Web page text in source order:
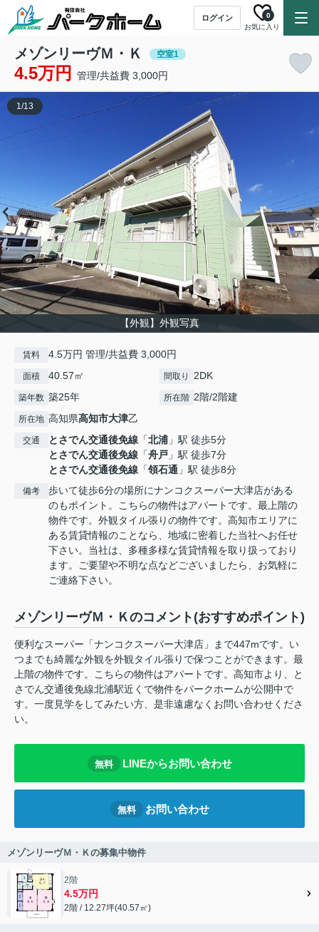
ログイン
お気に入り
0
メゾンリーヴＭ・Ｋ 空室1
4.5万円 管理/共益費 3,000円
【外観】外観写真
1/13
賃料 4.5万円 管理/共益費 3,000円
面積 40.57㎡ 間取り 2DK
築年数 築25年 所在階 2階/2階建
所在地 高知県高知市大津乙
交通 とさでん交通後免線 「北浦 」駅 徒歩5分
とさでん交通後免線 「舟戸 」駅 徒歩7分
とさでん交通後免線 「領石通 」駅 徒歩8分
備考
歩いて徒歩6分の場所にナンコクスーパー大津店がある
のもポイント。こちらの物件はアパートです。最上階の
物件です。外観タイル張りの物件です。高知市エリアに
ある賃貸情報のことなら、地域に密着した当社へお任せ
下さい。当社は、多種多様な賃貸情報を取り扱っており
ます。ご要望や不明な点などございましたら、お気軽に
ご連絡下さい。
メゾンリーヴＭ・Ｋのコメント(おすすめポイント)
便利なスーパー「ナンコクスーパー大津店」まで447mです。い
つまでも綺麗な外観を外観タイル張りで保つことができます。最
上階の物件です。こちらの物件はアパートです。高知市より、と
さでん交通後免線北浦駅近くで物件をパークホームが公開中で
す。一度見学をしてみたい方、是非遠慮なくお問い合わせくださ
い。
無料 LINEからお問い合わせ
無料 お問い合わせ
メゾンリーヴＭ・Ｋの募集中物件
2階
4.5万円
2階 / 12.27坪(40.57㎡)